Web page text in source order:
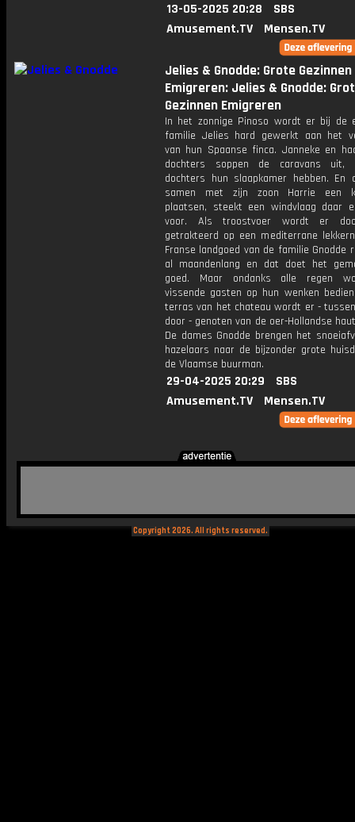
13-05-2025 20:28
SBS
Amusement.TV
Mensen.TV
Jelies & Gnodde: Grote Gezinnen
Emigreren: Jelies & Gnodde:
Gezinnen Emigreren
In het zonnige Pinoso wordt er bij de
familie Jelies hard gewerkt aan het
van hun Spaanse finca. Janneke en
dochters soppen de caravans uit,
dochters hun slaapkamer hebben. En
samen met zijn zoon Harrie een
plaatsen, steekt een windvlaag daar
voor. Als troostvoer wordt er
getrakteerd op een mediterrane
Franse landgoed van de familie Gnodde
al maandenlang en dat doet het
goed. Maar ondanks alle regen
vissende gasten op hun wenken
terras van het chateau wordt er -
door - genoten van de oer-Hollandse
De dames Gnodde brengen het
hazelaars naar de bijzonder grote
de Vlaamse buurman.
29-04-2025 20:29
SBS
Amusement.TV
Mensen.TV
Copyright 2026. All rights reserved.